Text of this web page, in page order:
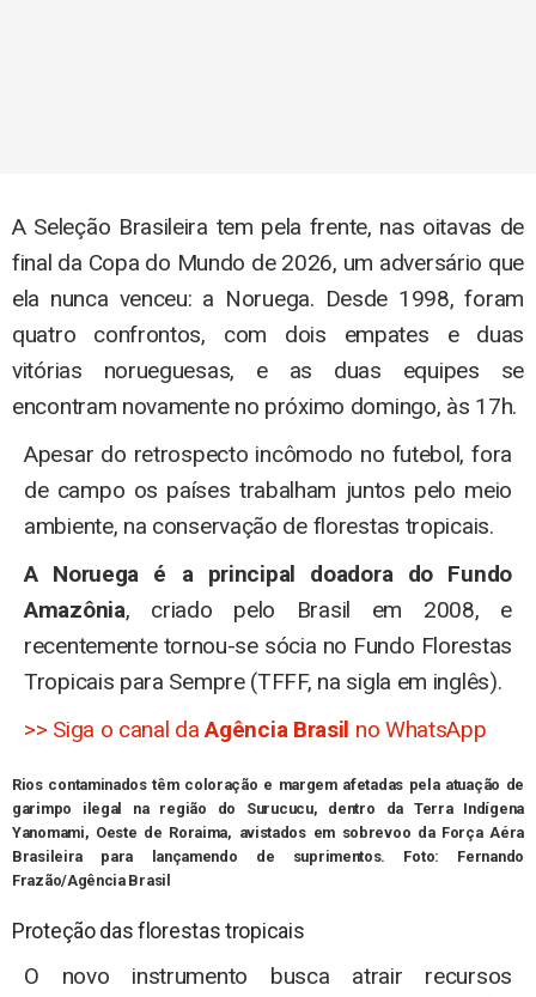
A Seleção Brasileira tem pela frente, nas oitavas de
final da Copa do Mundo de 2026, um adversário que
ela nunca venceu: a Noruega. Desde 1998, foram
quatro confrontos, com dois empates e duas
vitórias norueguesas, e as duas equipes se
encontram novamente no próximo domingo, às 17h.
Apesar do retrospecto incômodo no futebol, fora
de campo os países trabalham juntos pelo meio
ambiente, na conservação de florestas tropicais.
A Noruega é a principal doadora do Fundo
Amazônia, criado pelo Brasil em 2008, e
recentemente tornou-se sócia no Fundo Florestas
Tropicais para Sempre (TFFF, na sigla em inglês).
>> Siga o canal daAgência Brasil no WhatsApp
Rios contaminados têm coloração e margem afetadas pela atuação de
garimpo ilegal na região do Surucucu, dentro da Terra Indígena
Yanomami, Oeste de Roraima, avistados em sobrevoo da Força Aéra
Brasileira para lançamendo de suprimentos. Foto: Fernando
Frazão/Agência Brasil
Proteção das florestas tropicais
O novo instrumento busca atrair recursos